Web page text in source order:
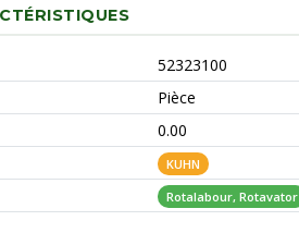
52323100
Pièce
0.00
KUHN
Rotalabour, Rotavator